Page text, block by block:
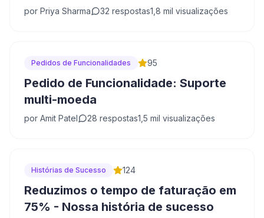
por Priya Sharma 32 respostas1,8 mil visualizações
Pedidos de Funcionalidades 95
Pedido de Funcionalidade: Suporte
multi-moeda
por Amit Patel 28 respostas1,5 mil visualizações
Histórias de Sucesso 124
Reduzimos o tempo de faturação em
75% - Nossa história de sucesso